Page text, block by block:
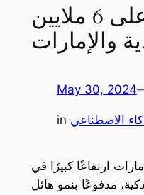
أليكسا تسيطر على 6 ملايين
والإمارات
May 30, 2024
in الاصطناعي
ارتفاعًا كبيرًا في
مدفوعًا بنمو هائل